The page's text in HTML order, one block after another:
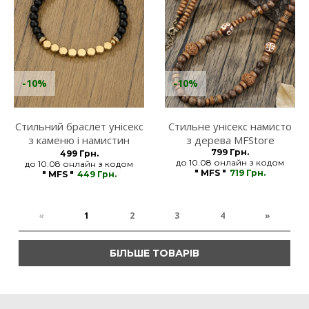
Стильний браслет унісекс
з каменю і намистин
MFStore
499 Грн.
до 10.08 онлайн з кодом
" MFS " 449 Грн.
-10%
Стильне унісекс намисто
з дерева MFStore
799 Грн.
до 10.08 онлайн з кодом
" MFS " 719 Грн.
-10%
БІЛЬШЕ ТОВАРІВ
« 1 2 3 4 »